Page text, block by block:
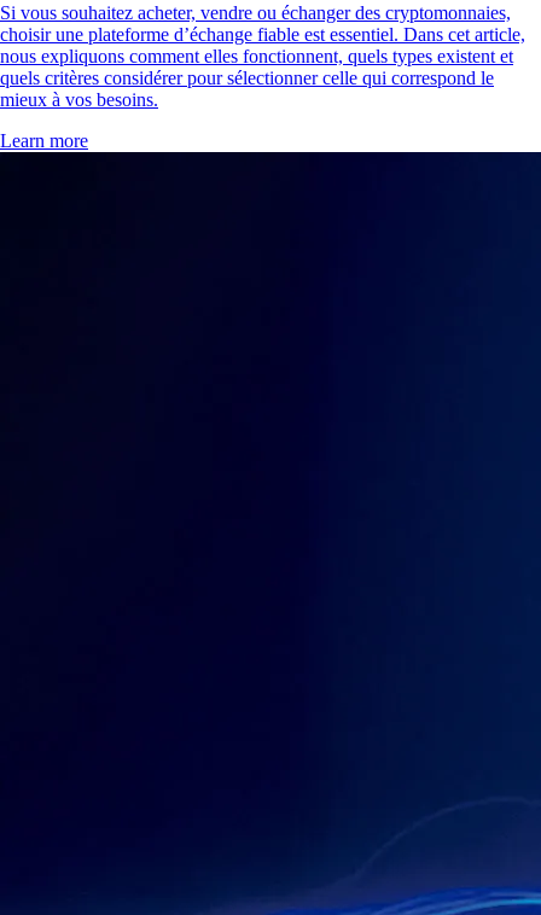
Si vous souhaitez acheter, vendre ou échanger des cryptomonnaies,
choisir une plateforme d’échange fiable est essentiel. Dans cet article,
nous expliquons comment elles fonctionnent, quels types existent et
quels critères considérer pour sélectionner celle qui correspond le
mieux à vos besoins.
Learn more